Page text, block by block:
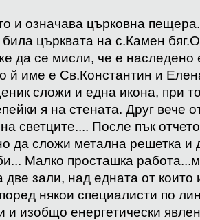
и означава църковна
църквата на с.Камен
да се мисли, че е наследено
й име е Св.Константин и
сложи и една икона, при
я на стената. Друг вече
светците.... После пък
да сложи метална решетка и
Малко просташка
зали, над едната от
някои специалисти по
и изобщо енергетически